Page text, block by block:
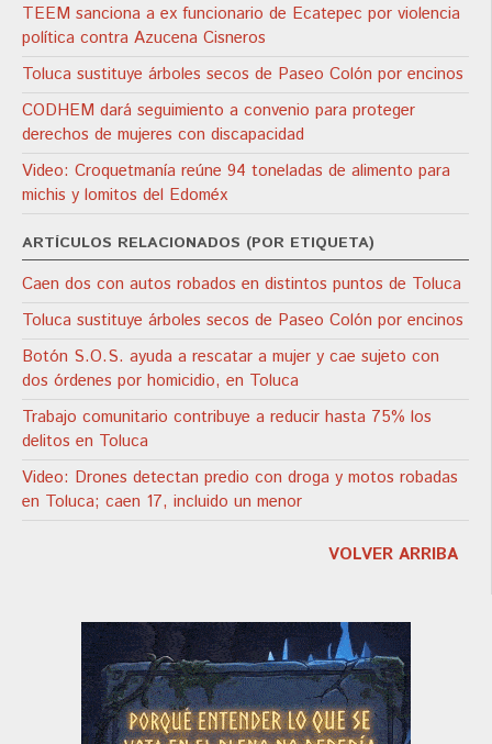
TEEM sanciona a ex funcionario de Ecatepec por violencia
política contra Azucena Cisneros
Toluca sustituye árboles secos de Paseo Colón por encinos
CODHEM dará seguimiento a convenio para proteger
derechos de mujeres con discapacidad
Video: Croquetmanía reúne 94 toneladas de alimento para
michis y lomitos del Edoméx
ARTÍCULOS RELACIONADOS (POR ETIQUETA)
Caen dos con autos robados en distintos puntos de Toluca
Toluca sustituye árboles secos de Paseo Colón por encinos
Botón S.O.S. ayuda a rescatar a mujer y cae sujeto con
dos órdenes por homicidio, en Toluca
Trabajo comunitario contribuye a reducir hasta 75% los
delitos en Toluca
Video: Drones detectan predio con droga y motos robadas
en Toluca; caen 17, incluido un menor
VOLVER ARRIBA